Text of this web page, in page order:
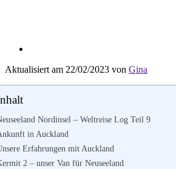
Aktualisiert am 22/02/2023 von Gina
Nordinsel – Weltreise Log Teil 9
in Auckland
Erfahrungen mit Auckland
2 – unser Van für Neuseeland